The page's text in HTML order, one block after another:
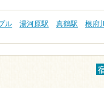
ル 湯河原駅 真鶴駅
根府